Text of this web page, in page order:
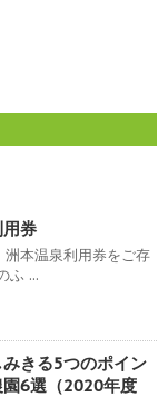
券
本温泉利用券をご存
ふ ...
きる5つのポイン
園6選（2020年度